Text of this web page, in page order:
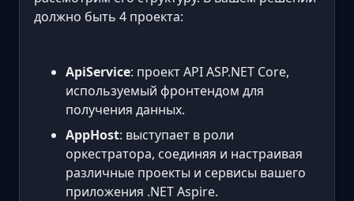
должно быть 4 проекта:
ApiService: проект API ASP.NET Core,
используемый фронтендом для
получения данных.
AppHost: выступает в роли
оркестратора, соединяя и настраивая
различные проекты и сервисы вашего
приложения .NET Aspire.